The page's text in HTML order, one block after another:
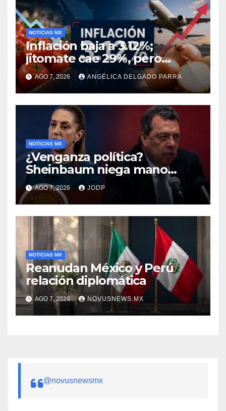
NOTICIAS MX
Inflación baja a 3.12%;
jitomate cae 29%, pero
cebolla y vuelos se
encarecen
AGO 7, 2026 ANGÉLICA DELGADO PARRA
NOTICIAS MX
¿Venganza política?
Sheinbaum niega mano
negra en captura de Ángel
Aguirre
AGO 7, 2026 JODP
NOTICIAS MX
Reanudan México y Perú
relación diplomática
AGO 7, 2026 NOVUSNEWS.MX
@novusnewsmx